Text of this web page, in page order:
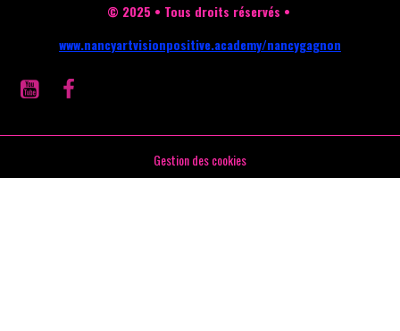
© 2025 • Tous droits réservés •
www.nancyartvisionpositive.academy/nancygagnon
Gestion des cookies